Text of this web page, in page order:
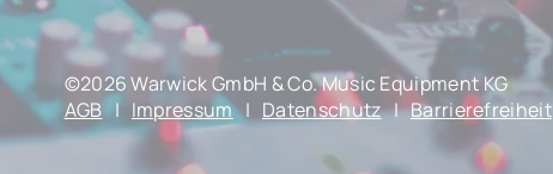
©2026 Warwick GmbH & Co. Music Equipment KG
AGB | Impressum | Datenschutz | Barrierefreiheit